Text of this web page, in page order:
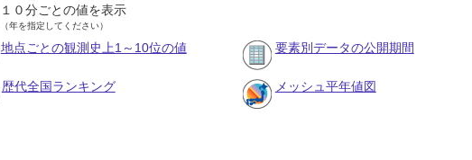
１０分ごとの値を表示
（年を指定してください）
地点ごとの観測史上1～10位の値 要素別データの公開期間
歴代全国ランキング メッシュ平年値図